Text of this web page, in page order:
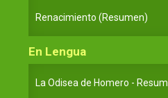
Renacimiento (Resumen)
En Lengua
La Odisea de Homero -